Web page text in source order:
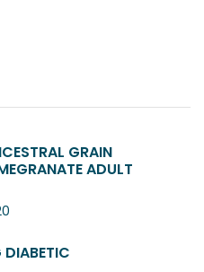
GRAIN
ADULT
DIABETIC